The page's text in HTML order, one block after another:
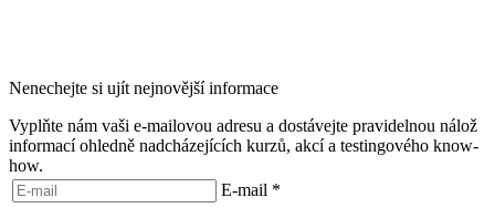
Nenechejte si ujít nejnovější informace
Vyplňte nám vaši e-mailovou adresu a dostávejte pravidelnou nálož
informací ohledně nadcházejících kurzů, akcí a testingového know-
how.
E-mail *